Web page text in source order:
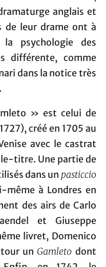
anglais et
de leur drame ont à
psychologie des
différente, comme
dans la notice très
» est celui de
créé en 1705 au
avec le castrat
titre. Une partie de
dans un pasticcio
même à Londres en
des airs de Carlo
et Giuseppe
livret, Domenico
un Gamleto dont